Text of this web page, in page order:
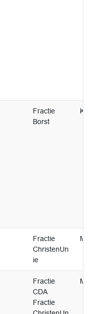
Fractie
Borst
K.
Fractie
ChristenUn
ie
M.
Fractie
CDA
Fractie
M.